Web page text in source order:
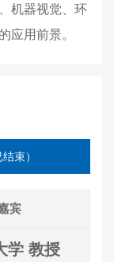
机器视觉、环
应用前景。
束）
宾
学 教授